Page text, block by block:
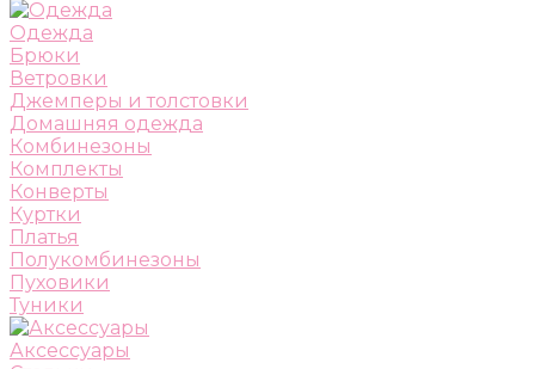
Одежда
Брюки
Ветровки
Джемперы и толстовки
Домашняя одежда
Комбинезоны
Комплекты
Конверты
Куртки
Платья
Полукомбинезоны
Пуховики
Туники
Аксессуары